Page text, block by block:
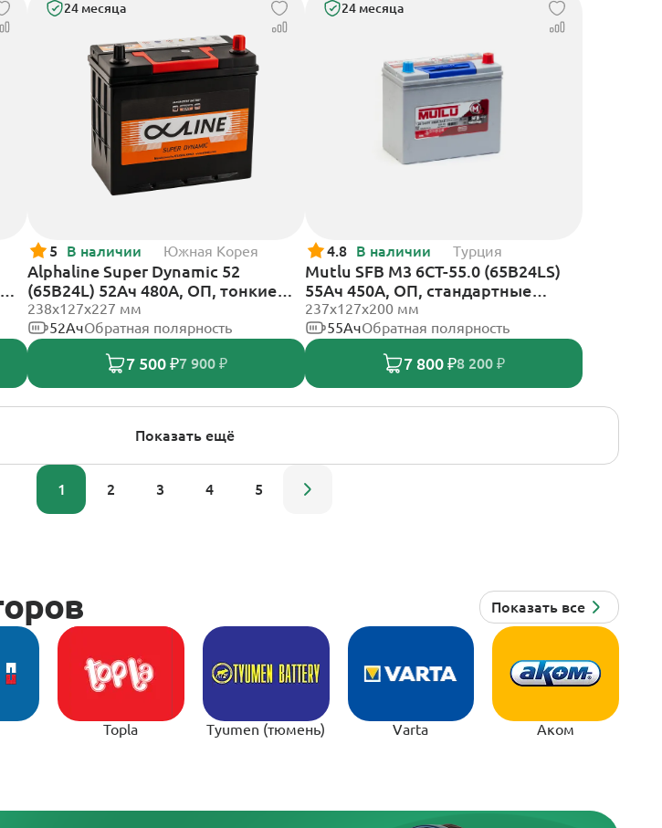
24 месяца
5 В наличии Южная Корея
Alphaline Super Dynamic 52
(65B24L) 52Ач 480А, ОП, тонкие
клеммы
238х127х227 мм
52АчОбратная полярность
7 500 ₽7 900 ₽
24 месяца
4.8 В наличии Турция
Mutlu SFB M3 6СТ-55.0 (65B24LS)
55Ач 450А, ОП, стандартные
клеммы
237х127х200 мм
55АчОбратная полярность
7 800 ₽8 200 ₽
Показать ещё
1 2 3 4 5
Topla Tyumen (тюмень) Varta Аком